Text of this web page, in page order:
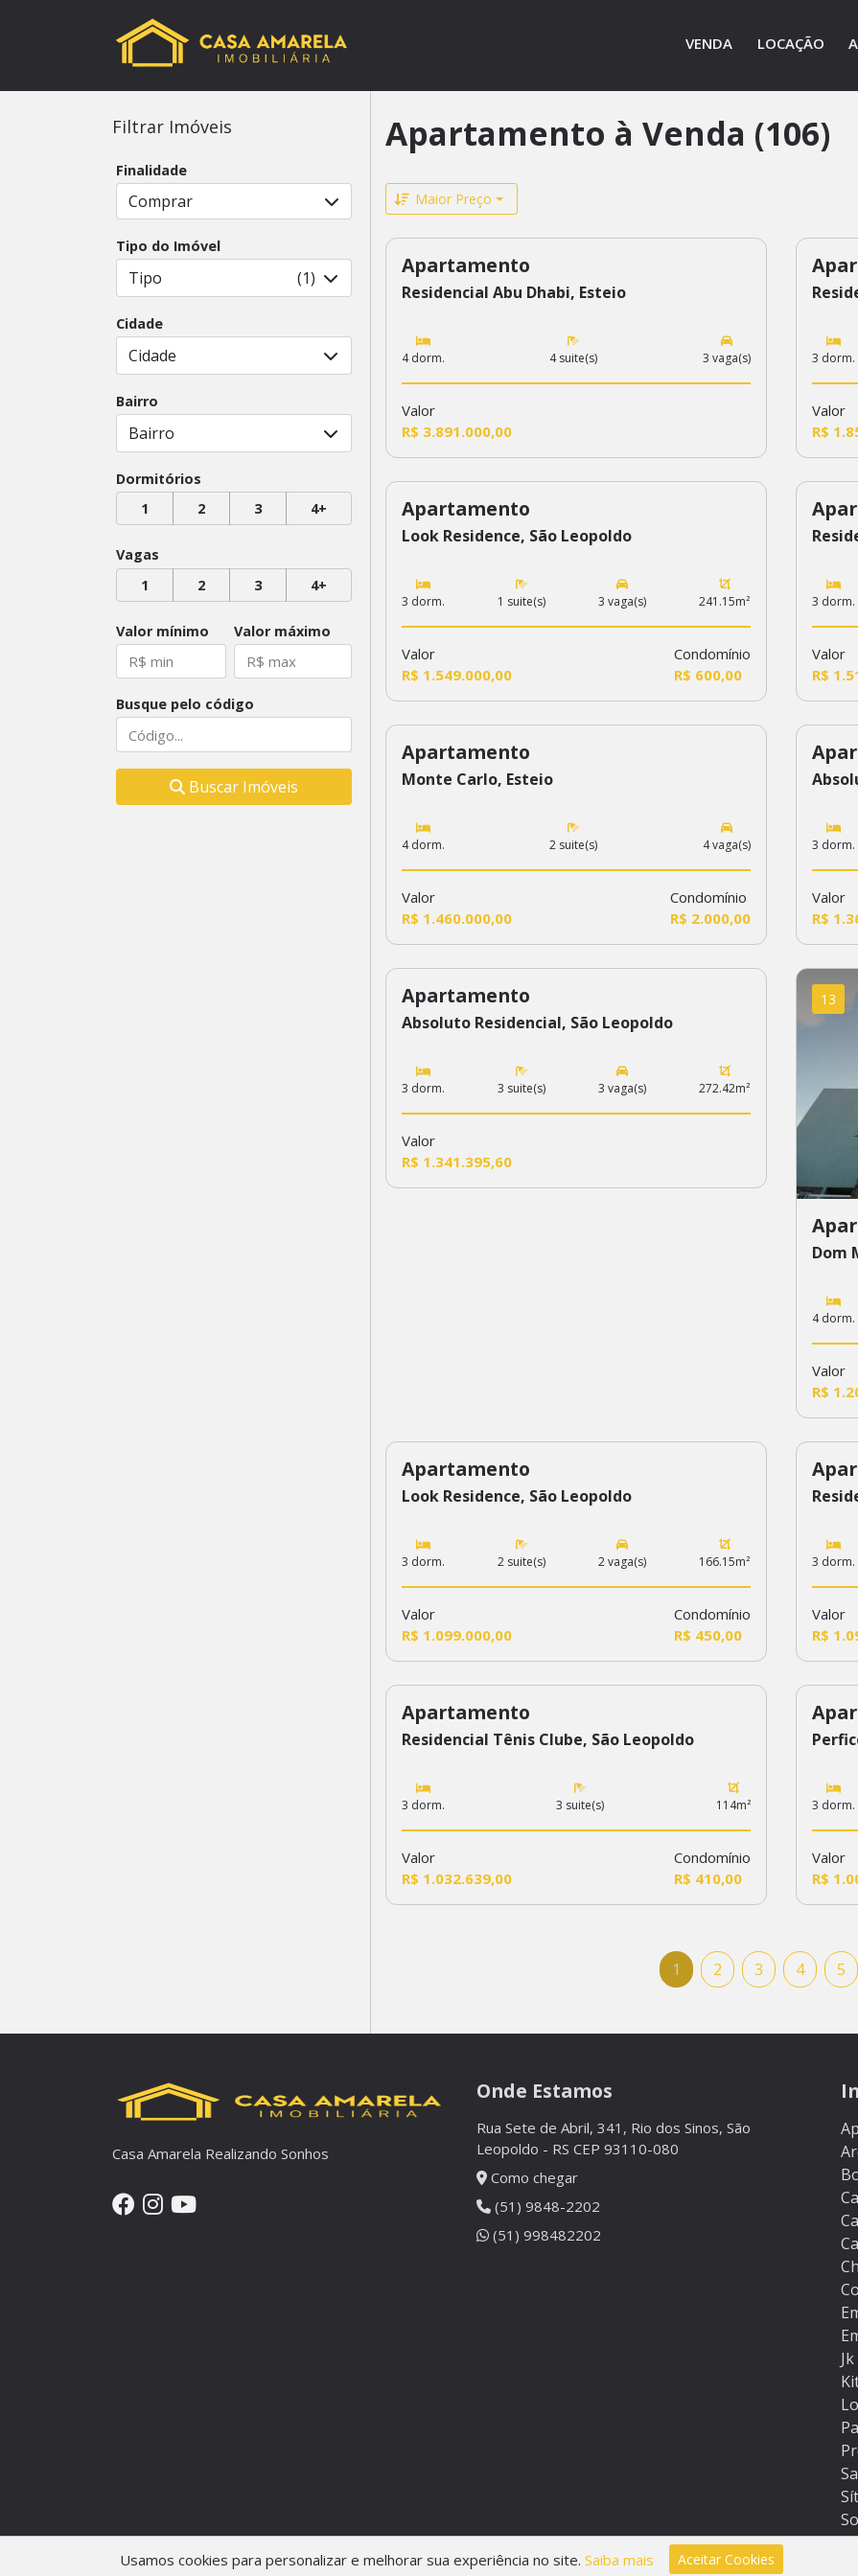
VENDA LOCAÇÃO
Filtrar Imóveis
Finalidade
Comprar
Tipo do Imóvel
Tipo (1)
Cidade
Cidade
Bairro
Bairro
Dormitórios
1
2 3 4+
Vagas
1
2 3 4+
Valor mínimo Valor máximo
Busque pelo código
Buscar Imóveis
Apartamento à Venda (106)
Maior Preço
352
Apartamento
Residencial Abu Dhabi, Esteio
4 dorm. 4 suite(s) 3 vaga(s)
Valor
R$ 3.891.000,00
684
3 dorm.
Valor
R$
326
Apartamento
Look Residence, São Leopoldo
3 dorm. 1 suite(s) 3 vaga(s) 241.15m²
Valor
R$ 1.549.000,00
Condomínio
R$ 600,00
52
3 dorm.
Valor
R$
333
Apartamento
Monte Carlo, Esteio
4 dorm. 2 suite(s) 4 vaga(s)
Valor
R$ 1.460.000,00
Condomínio
R$ 2.000,00
234
3 dorm.
Valor
R$
235
Apartamento
Absoluto Residencial, São Leopoldo
3 dorm. 3 suite(s) 3 vaga(s) 272.42m²
Valor
R$ 1.341.395,60
13
Dom
4 dorm.
Valor
R$
327
Apartamento
Look Residence, São Leopoldo
3 dorm. 2 suite(s) 2 vaga(s) 166.15m²
Valor
R$ 1.099.000,00
Condomínio
R$ 450,00
507
3 dorm.
Valor
R$
51
Apartamento
Residencial Tênis Clube, São Leopoldo
3 dorm. 3 suite(s) 114m²
Valor
R$ 1.032.639,00
Condomínio
R$ 410,00
675
3 dorm.
Valor
R$
1 2 3 4 5
Casa Amarela Realizando Sonhos
Onde Estamos
Rua Sete de Abril, 341, Rio dos Sinos, São
Leopoldo - RS CEP 93110-080
Como chegar
(51) 9848-2202
(51) 998482202
Jk
Usamos cookies para personalizar e melhorar sua experiência no site. Saiba mais Aceitar Cookies